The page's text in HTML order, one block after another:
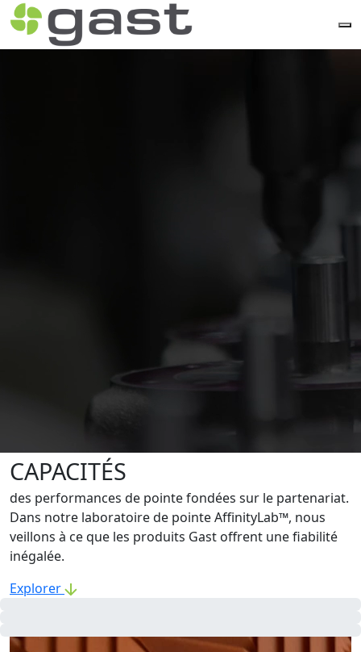
CAPACITÉS
des performances de pointe fondées sur le partenariat.
Dans notre laboratoire de pointe AffinityLab™, nous
veillons à ce que les produits Gast offrent une fiabilité
inégalée.
Explorer